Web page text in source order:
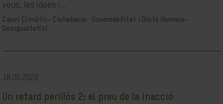
veus, les idees i...
Canvi Climàtic-
Ciutadania- Governabilitat i Drets Humans-
Desigualtat(s)
18.05.2022
Un retard perillós 2: el preu de la inacció